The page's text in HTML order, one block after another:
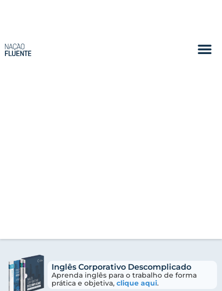
Inglês Corporativo Descomplicado
Aprenda inglês para o trabalho de forma
prática e objetiva, clique aqui.